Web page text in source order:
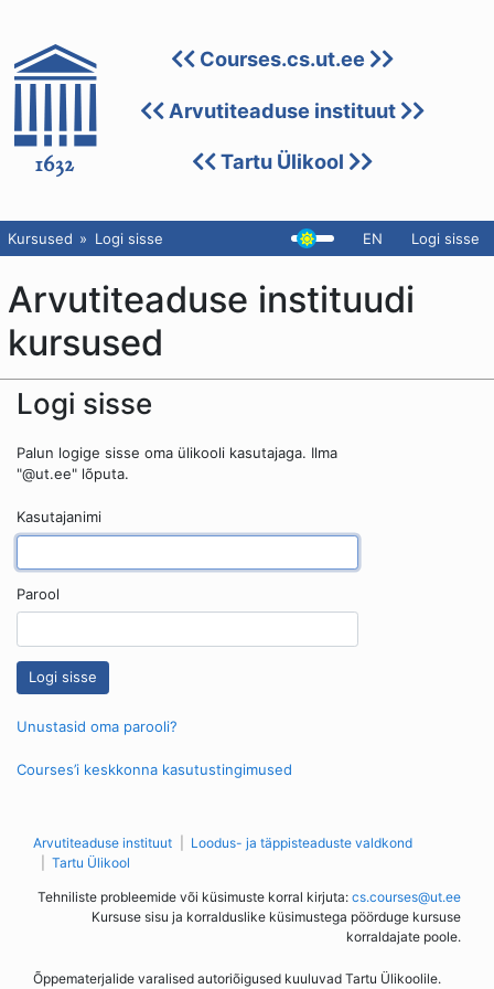
Courses.cs.ut.ee
Arvutiteaduse instituut
Tartu Ülikool
Kursused Logi sisse EN Logi sisse
Arvutiteaduse instituudi
kursused
Logi sisse
Palun logige sisse oma ülikooli kasutajaga. Ilma
"@ut.ee" lõputa.
Kasutajanimi
Parool
Unustasid oma parooli?
Courses’i keskkonna kasutustingimused
Arvutiteaduse instituut
Loodus- ja täppisteaduste valdkond
Tartu Ülikool
Tehniliste probleemide või küsimuste korral kirjuta: cs.courses@ut.ee
Kursuse sisu ja korralduslike küsimustega pöörduge kursuse
korraldajate poole.
Õppematerjalide varalised autoriõigused kuuluvad Tartu Ülikoolile.